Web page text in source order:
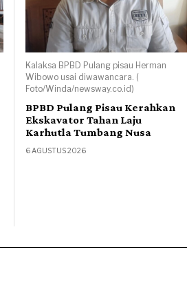
Kalaksa BPBD Pulang pisau Herman
Wibowo usai diwawancara. (
Foto/Winda/newsway.co.id)
BPBD Pulang Pisau Kerahkan
Ekskavator Tahan Laju
Karhutla Tumbang Nusa
6 AGUSTUS 2026